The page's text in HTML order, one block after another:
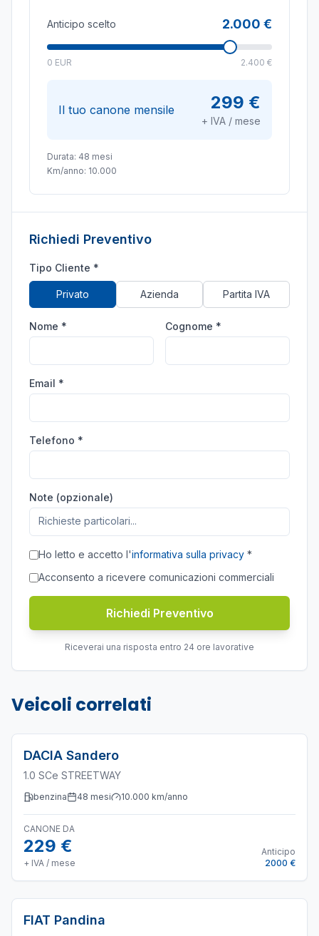
Anticipo scelto 2.000 €
0 EUR 2.400 €
Il tuo canone mensile 299 €
+ IVA / mese
Durata: 48 mesi
Km/anno: 10.000
Richiedi Preventivo
Tipo Cliente *
Privato Azienda Partita IVA
Nome * Cognome *
Email *
Telefono *
Note (opzionale)
Ho letto e accetto l'informativa sulla privacy *
Acconsento a ricevere comunicazioni commerciali
Richiedi Preventivo
Riceverai una risposta entro 24 ore lavorative
Veicoli correlati
DACIA Sandero
1.0 SCe STREETWAY
benzina 48 mesi 10.000 km/anno
CANONE DA
229 €
+ IVA / mese
Anticipo
2000 €
FIAT Pandina